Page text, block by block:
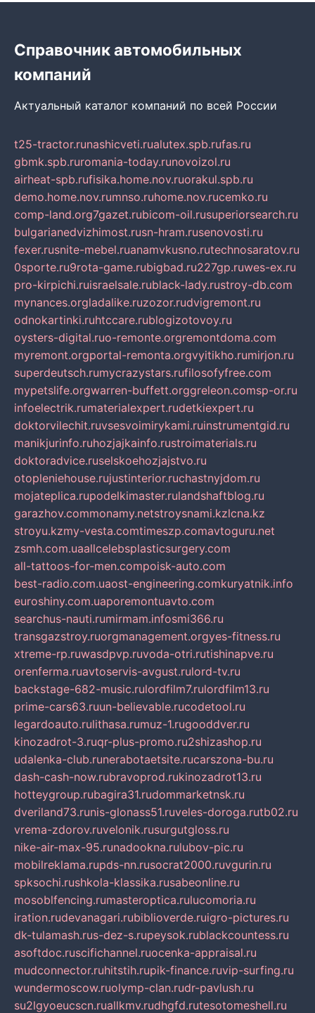
Справочник автомобильных
компаний
Актуальный каталог компаний по всей России
t25-tractor.runashicveti.rualutex.spb.rufas.ru
gbmk.spb.ruromania-today.runovoizol.ru
airheat-spb.rufisika.home.nov.ruorakul.spb.ru
demo.home.nov.rumnso.ruhome.nov.rucemko.ru
comp-land.org7gazet.rubicom-oil.rusuperiorsearch.ru
bulgarianedvizhimost.rusn-hram.rusenovosti.ru
fexer.rusnite-mebel.ruanamvkusno.rutechnosaratov.ru
0sporte.ru9rota-game.rubigbad.ru227gp.ruwes-ex.ru
pro-kirpichi.ruisraelsale.rublack-lady.rustroy-db.com
mynances.orgladalike.ruzozor.rudvigremont.ru
odnokartinki.ruhtccare.rublogizotovoy.ru
oysters-digital.ruo-remonte.orgremontdoma.com
myremont.orgportal-remonta.orgvyitikho.rumirjon.ru
superdeutsch.rumycrazystars.rufilosofyfree.com
mypetslife.orgwarren-buffett.orggreleon.comsp-or.ru
infoelectrik.rumaterialexpert.rudetkiexpert.ru
doktorvilechit.ruvsesvoimirykami.ruinstrumentgid.ru
manikjurinfo.ruhozjajkainfo.rustroimaterials.ru
doktoradvice.ruselskoehozjajstvo.ru
otopleniehouse.rujustinterior.ruchastnyjdom.ru
mojateplica.rupodelkimaster.rulandshaftblog.ru
garazhov.commonamy.netstroysnami.kzlcna.kz
stroyu.kzmy-vesta.comtimeszp.comavtoguru.net
zsmh.com.uaallcelebsplasticsurgery.com
all-tattoos-for-men.compoisk-auto.com
best-radio.com.uaost-engineering.comkuryatnik.info
euroshiny.com.uaporemontuavto.com
searchus-nauti.rumirmam.infosmi366.ru
transgazstroy.ruorgmanagement.orgyes-fitness.ru
xtreme-rp.ruwasdpvp.ruvoda-otri.rutishinapve.ru
orenferma.ruavtoservis-avgust.rulord-tv.ru
backstage-682-music.rulordfilm7.rulordfilm13.ru
prime-cars63.ruun-believable.rucodetool.ru
legardoauto.rulithasa.rumuz-1.rugooddver.ru
kinozadrot-3.ruqr-plus-promo.ru2shizashop.ru
udalenka-club.runerabotaetsite.rucarszona-bu.ru
dash-cash-now.rubravoprod.rukinozadrot13.ru
hotteygroup.rubagira31.rudommarketnsk.ru
dveriland73.runis-glonass51.ruveles-doroga.rutb02.ru
vrema-zdorov.ruvelonik.rusurgutgloss.ru
nike-air-max-95.runadookna.rulubov-pic.ru
mobilreklama.rupds-nn.rusocrat2000.ruvgurin.ru
spksochi.rushkola-klassika.rusabeonline.ru
mosoblfencing.rumasteroptica.rulucomoria.ru
iration.rudevanagari.rubiblioverde.ruigro-pictures.ru
dk-tulamash.rus-dez-s.rupeysok.rublackcountess.ru
asoftdoc.ruscifichannel.ruocenka-appraisal.ru
mudconnector.ruhitstih.rupik-finance.ruvip-surfing.ru
wundermoscow.ruolymp-clan.rudr-pavlush.ru
su2lgyoeucscn.ruallkmv.rudhgfd.rutesotomeshell.ru